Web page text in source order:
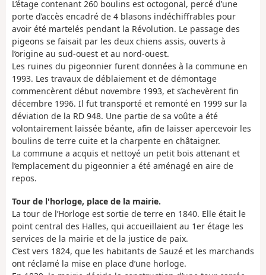
L’étage contenant 260 boulins est octogonal, percé d’une
porte d’accès encadré de 4 blasons indéchiffrables pour
avoir été martelés pendant la Révolution. Le passage des
pigeons se faisait par les deux chiens assis, ouverts à
l’origine au sud-ouest et au nord-ouest.
Les ruines du pigeonnier furent données à la commune en
1993. Les travaux de déblaiement et de démontage
commencèrent début novembre 1993, et s’achevèrent fin
décembre 1996. Il fut transporté et remonté en 1999 sur la
déviation de la RD 948. Une partie de sa voûte a été
volontairement laissée béante, afin de laisser apercevoir les
boulins de terre cuite et la charpente en châtaigner.
La commune a acquis et nettoyé un petit bois attenant et
l’emplacement du pigeonnier a été aménagé en aire de
repos.
Tour de l'horloge, place de la mairie.
La tour de l’Horloge est sortie de terre en 1840. Elle était le
point central des Halles, qui accueillaient au 1er étage les
services de la mairie et de la justice de paix.
C’est vers 1824, que les habitants de Sauzé et les marchands
ont réclamé la mise en place d’une horloge.